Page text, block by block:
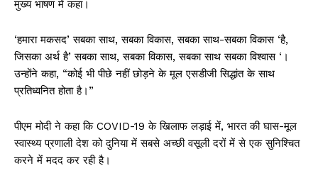
मुख्य भाषण में कहा।
‘हमारा मकसद’ सबका साथ, सबका विकास, सबका साथ-सबका विकास ‘है,
जिसका अर्थ है’ सबका साथ, सबका विकास, सबका साथ सबका विश्वास ‘।
उन्होंने कहा, “कोई भी पीछे नहीं छोड़ने के मूल एसडीजी सिद्धांत के साथ
प्रतिध्वनित होता है।”
पीएम मोदी ने कहा कि COVID-19 के खिलाफ लड़ाई में, भारत की घास-मूल
स्वास्थ्य प्रणाली देश को दुनिया में सबसे अच्छी वसूली दरों में से एक सुनिश्चित
करने में मदद कर रही है।